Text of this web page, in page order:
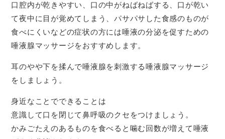
口腔内が乾きやすい、口の中がねばねばする、口が乾い
て夜中に目が覚めてしまう、パサパサした食感のものが
食べにくいなどの症状の方には唾液の分泌を促すための
唾液腺マッサージをおすすめします。
耳のやや下を揉んで唾液腺を刺激する唾液腺マッサージ
をしましょう。
身近なことでできることは
意識して口を閉じて鼻呼吸のクセをつけましょう。
かみごたえのあるものを食べると噛む回数が増えて唾液